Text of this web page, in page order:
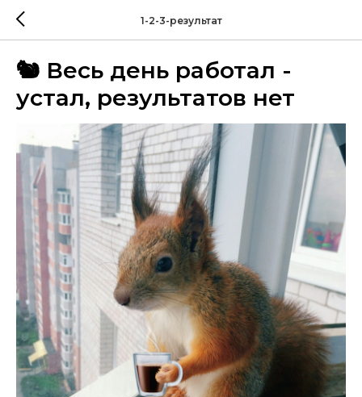
1-2-3-результат
🐿 Весь день работал -
устал, результатов нет